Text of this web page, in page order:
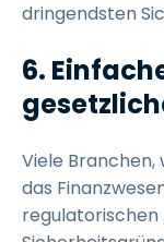
dringendsten
6.
Viele Branchen,
das
regulatorischen